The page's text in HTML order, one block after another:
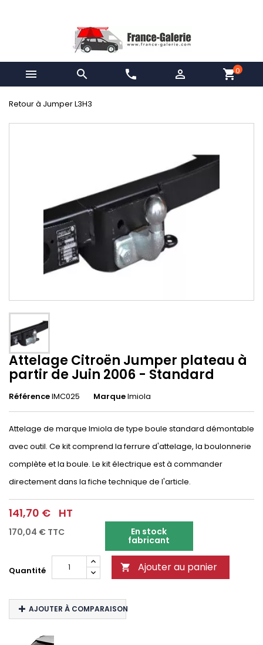
  phone  shopping_cart0
Retour à Jumper L3H3
Attelage Citroën Jumper plateau à
partir de Juin 2006 - Standard
RéférenceIMC025 MarqueImiola
Attelage de marque Imiola de type boule standard démontable
avec outil. Ce kit comprend la ferrure d'attelage, la boulonnerie
complète et la boule. Le kit électrique est à commander
directement dans la fiche technique de l'article.
141,70 € HT
170,04 € TTC En stock
fabricant
Quantité  Ajouter au panier
AJOUTER À COMPARAISON